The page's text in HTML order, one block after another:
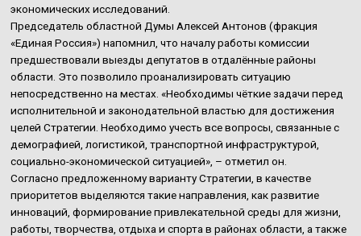
экономических исследований.
Председатель областной Думы Алексей Антонов (фракция
«Единая Россия») напомнил, что началу работы комиссии
предшествовали выезды депутатов в отдалённые районы
области. Это позволило проанализировать ситуацию
непосредственно на местах. «Необходимы чёткие задачи перед
исполнительной и законодательной властью для достижения
целей Стратегии. Необходимо учесть все вопросы, связанные с
демографией, логистикой, транспортной инфраструктурой,
социально-экономической ситуацией», – отметил он.
Согласно предложенному варианту Стратегии, в качестве
приоритетов выделяются такие направления, как развитие
инноваций, формирование привлекательной среды для жизни,
работы, творчества, отдыха и спорта в районах области, а также